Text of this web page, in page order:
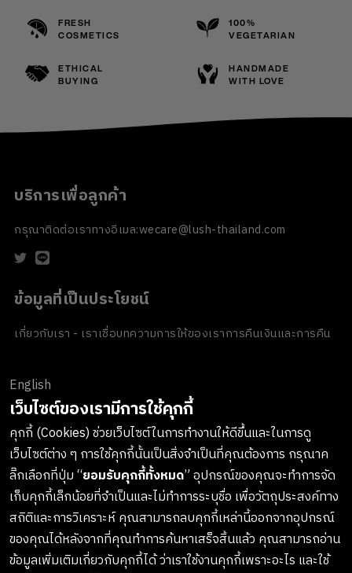
FRESH
COSMETICS
100%
VEGETARIAN
ETHICAL
BUYING
HANDMADE
WITH LOVE
บริการเพื่อลูกค้า
กรุณาติดต่อเราทางอีเมล:wecare@lush-thailand.com
ข้อมูลที่เป็นประโยชน์
เกี่ยวกับเรา - เราเชื่อบทความการให้ของเราการคืนเงินและการคืน
ช่องทางการชำระเงิน
ลงทะเบียนรับข่าวสารจาก LUSH
เกาะติดทุกการอัพเดทสินค้าใหม่ๆ กิจกรรมต่างๆและอื่นๆอีกมากมาย
ทางบริษัทจะไม่เปิดเผยหรือเผยแพร่ข้อมูลส่วนตัวของคุณให้แก่
บุคคลที่สาม และคุณสามารถกดยกเลิกรับข่าวสารได้ทุกเมื่อ
English
เว็บไซต์ของเรามีการใช้คุกกี้
คุกกี้ (Cookies) ช่วยเว็บไซต์ในการทำงานให้ดีขึ้นและในการดู
เว็บไซต์ต่าง ๆ การใช้คุกกี้นั้นเป็นสิ่งจำเป็นที่คุณต้องการ กรุณาค
ลิ๊กเลือกที่ปุ่ม “ยอมรับคุกกี้ทั้งหมด” อุปกรณ์ของคุณจะทำการจัด
เก็บคุกกี้เล็กน้อยที่จำเป็นและไม่ทำการระบุชื่อ เพื่อวัตถุประสงค์ทาง
สถิติและการวิเคราะห์ คุณสามารถลบคุกกี้เหล่านี้ออกจากอุปกรณ์
ของคุณได้หลังจากที่คุณทำการค้นหาเสร็จสิ้นแล้ว คุณสามารถอ่าน
ข้อมูลเพิ่มเติมเกี่ยวกับคุกกี้ได้ ว่าเราใช้งานคุกกี้เพราะอะไร และใช้